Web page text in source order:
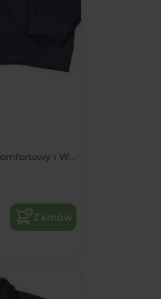
Profesjonalny Sweter Komfortowy i Wytrzymały
Zamów